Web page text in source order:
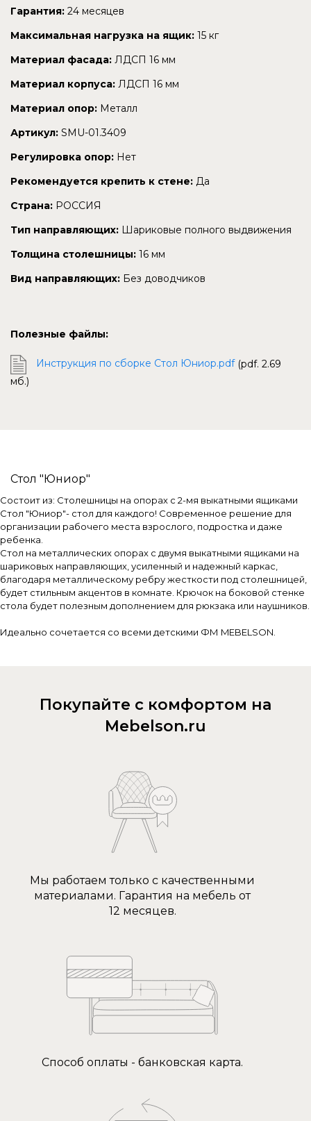
Стол "Юниор"
Гарантия: 24 месяцев
Максимальная нагрузка на ящик: 15 кг
Материал фасада: ЛДСП 16 мм
Материал корпуса: ЛДСП 16 мм
Материал опор: Металл
Артикул: SMU-01.3409
Регулировка опор: Нет
Рекомендуется крепить к стене: Да
Страна: РОССИЯ
Тип направляющих: Шариковые полного выдвижения
Толщина столешницы: 16 мм
Вид направляющих: Без доводчиков
Полезные файлы:
Инструкция по сборке Стол Юниор.pdf (pdf. 2.69
мб.)
Состоит из: Столешницы на опорах с 2-мя выкатными ящиками
Стол "Юниор"- стол для каждого! Современное решение для
организации рабочего места взрослого, подростка и даже
ребенка.
Стол на металлических опорах с двумя выкатными ящиками на
шариковых направляющих, усиленный и надежный каркас,
благодаря металлическому ребру жесткости под столешницей,
будет стильным акцентов в комнате. Крючок на боковой стенке
стола будет полезным дополнением для рюкзака или наушников.
Идеально сочетается со всеми детскими ФМ MEBELSON.
Покупайте с комфортом на
Mebelson.ru
Мы работаем только с качественными
материалами. Гарантия на мебель от
12 месяцев.
Способ оплаты - банковская карта.